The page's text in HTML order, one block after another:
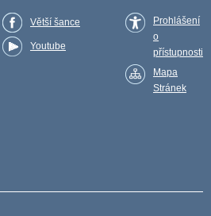
Větší šance
Youtube
Prohlášení
o
přístupnosti
Mapa
Stránek